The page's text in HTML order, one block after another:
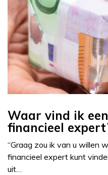
Waar vind ik
financieel
“Graag zou ik van u willen
financieel expert kunt
uit…